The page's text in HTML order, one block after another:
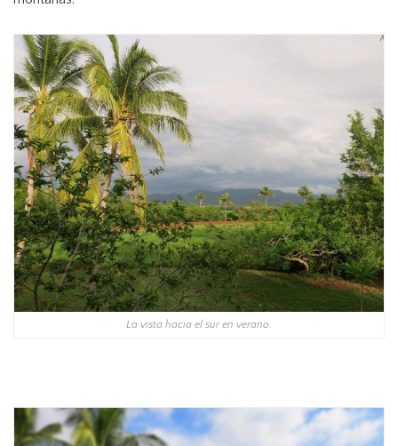
La vista hacia el sur en verano.